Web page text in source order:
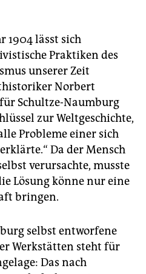
1904 lässt sich
Praktiken des
unserer Zeit
Norbert
Schultze-Naumburg
zur Weltgeschichte,
Probleme einer sich
Da der Mensch
verursachte, musste
Lösung könne nur eine
bringen.
selbst entworfene
Werkstätten steht für
Das nach